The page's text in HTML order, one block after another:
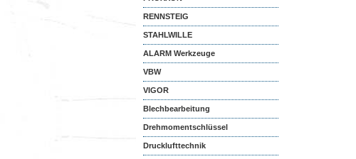
RENNSTEIG
STAHLWILLE
ALARM Werkzeuge
VBW
VIGOR
Blechbearbeitung
Drehmomentschlüssel
Drucklufttechnik